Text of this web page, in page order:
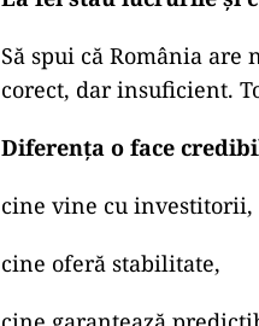
Să spui că România
corect, dar insuficient.
Diferența o face
cine vine cu investitorii,
cine oferă stabilitate,